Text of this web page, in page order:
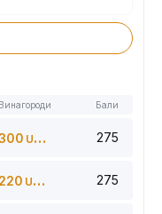
Винагороди Бали
USDT 275
220 USDT 275